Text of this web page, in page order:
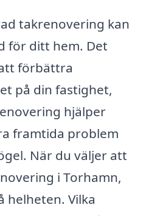
takrenovering kan
för ditt hem. Det
förbättra
på din fastighet,
hjälper
framtida problem
När du väljer att
i Torhamn,
helheten. Vilka